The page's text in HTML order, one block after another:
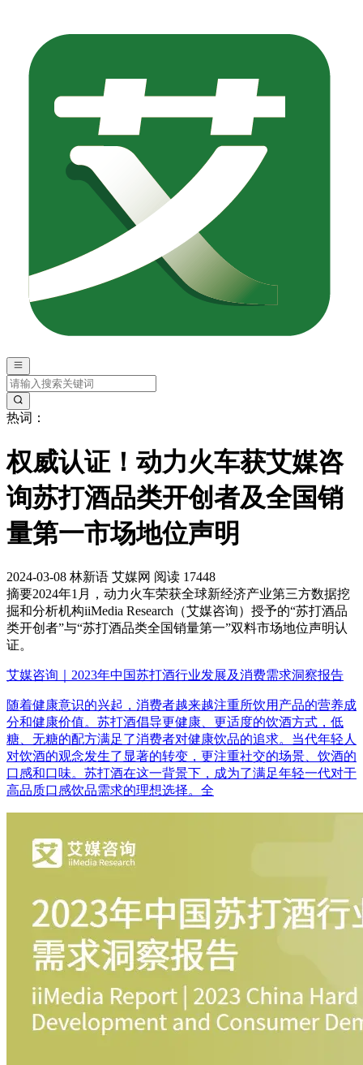
热词：
权威认证！动力火车获艾媒咨
询苏打酒品类开创者及全国销
量第一市场地位声明
2024-03-08 林新语 艾媒网 阅读 17448
摘要2024年1月，动力火车荣获全球新经济产业第三方数据挖
掘和分析机构iiMedia Research（艾媒咨询）授予的“苏打酒品
类开创者”与“苏打酒品类全国销量第一”双料市场地位声明认
证。
艾媒咨询｜2023年中国苏打酒行业发展及消费需求洞察报告
随着健康意识的兴起，消费者越来越注重所饮用产品的营养成
分和健康价值。苏打酒倡导更健康、更适度的饮酒方式，低
糖、无糖的配方满足了消费者对健康饮品的追求。当代年轻人
对饮酒的观念发生了显著的转变，更注重社交的场景、饮酒的
口感和口味。苏打酒在这一背景下，成为了满足年轻一代对于
高品质口感饮品需求的理想选择。全